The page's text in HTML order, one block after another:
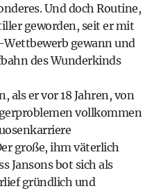
Und doch Routine,
geworden, seit er mit
Wettbewerb gewann und
des Wunderkinds
als er vor 18 Jahren, von
vollkommen
große, ihm väterlich
Jansons bot sich als
gründlich und